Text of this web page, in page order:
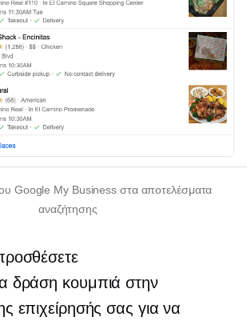
Google My Business στα αποτελέσματα
αναζήτησης
δράση κουμπιά στην
επιχείρησής σας για να